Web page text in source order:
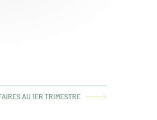
AU 1ER TRIMESTRE